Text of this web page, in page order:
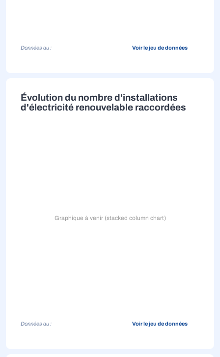
Données au : Voir le jeu de données
Évolution du nombre d'installations
d'électricité renouvelable raccordées
Graphique à venir (stacked column chart)
Données au : Voir le jeu de données